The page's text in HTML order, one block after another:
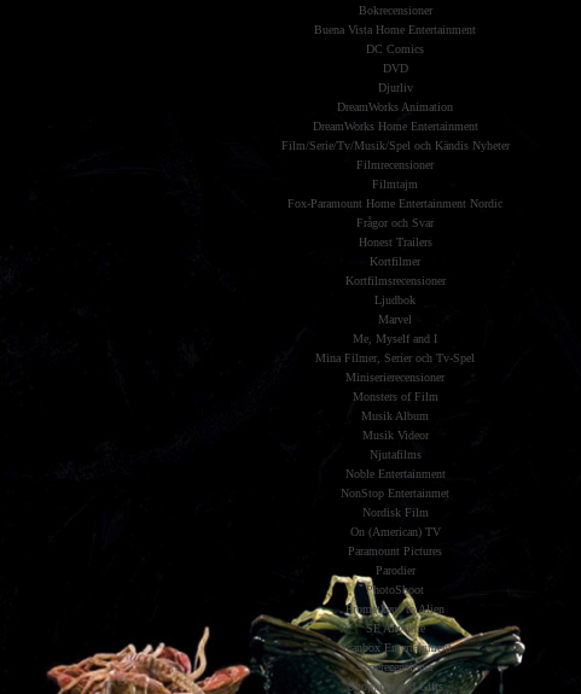
Bokrecensioner
Buena Vista Home Entertainment
DC Comics
DVD
Djurliv
DreamWorks Animation
DreamWorks Home Entertainment
Film/Serie/Tv/Musik/Spel och Kändis Nyheter
Filmrecensioner
Filmtajm
Fox-Paramount Home Entertainment Nordic
Frågor och Svar
Honest Trailers
Kortfilmer
Kortfilmsrecensioner
Ljudbok
Marvel
Me, Myself and I
Mina Filmer, Serier och Tv-Spel
Miniserierecensioner
Monsters of Film
Musik Album
Musik Videor
Njutafilms
Noble Entertainment
NonStop Entertainmet
Nordisk Film
On (American) TV
Paramount Pictures
Parodier
PhotoShoot
Prometheus to Alien
SF Anytime
Scanbox Entertainment
Serierecensioner
Shopping and Gifts